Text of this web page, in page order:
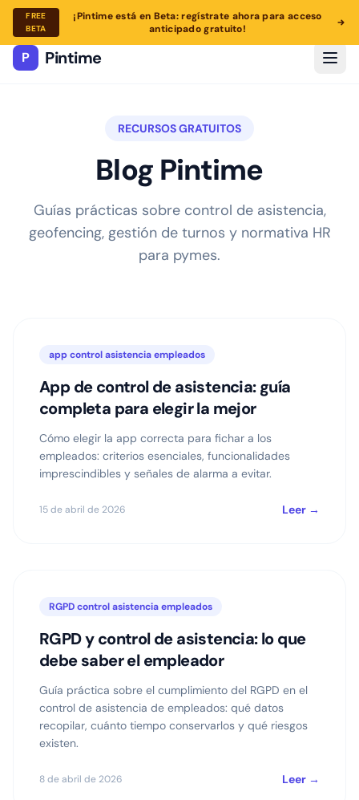
FREE
BETA
¡Pintime está en Beta: regístrate ahora para acceso
anticipado gratuito!
P Pintime
RECURSOS GRATUITOS
Blog Pintime
Guías prácticas sobre control de asistencia,
geofencing, gestión de turnos y normativa HR
para pymes.
app control asistencia empleados
App de control de asistencia: guía
completa para elegir la mejor
Cómo elegir la app correcta para fichar a los
empleados: criterios esenciales, funcionalidades
imprescindibles y señales de alarma a evitar.
15 de abril de 2026 Leer →
RGPD control asistencia empleados
RGPD y control de asistencia: lo que
debe saber el empleador
Guía práctica sobre el cumplimiento del RGPD en el
control de asistencia de empleados: qué datos
recopilar, cuánto tiempo conservarlos y qué riesgos
existen.
8 de abril de 2026 Leer →